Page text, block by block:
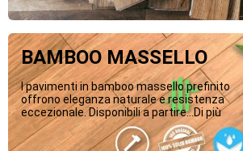
BAMBOO MASSELLO
I pavimenti in bamboo massello prefinito
offrono eleganza naturale e resistenza
eccezionale. Disponibili a partire...Di più